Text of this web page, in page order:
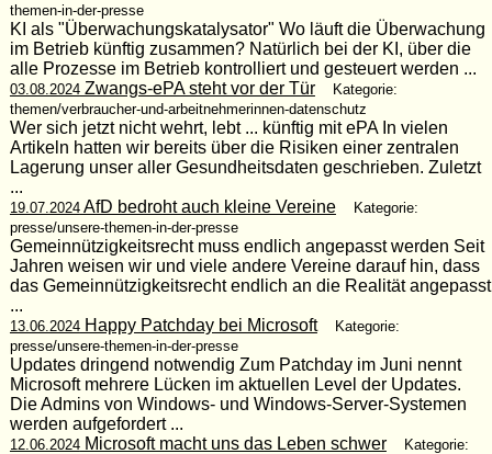
themen-in-der-presse
KI als "Überwachungskatalysator" Wo läuft die Überwachung
im Betrieb künftig zusammen? Natürlich bei der KI, über die
alle Prozesse im Betrieb kontrolliert und gesteuert werden ...
03.08.2024Zwangs-ePA steht vor der Tür
Kategorie:
themen/verbraucher-und-arbeitnehmerinnen-datenschutz
Wer sich jetzt nicht wehrt, lebt ... künftig mit ePA In vielen
Artikeln hatten wir bereits über die Risiken einer zentralen
Lagerung unser aller Gesundheitsdaten geschrieben. Zuletzt
...
19.07.2024AfD bedroht auch kleine Vereine
Kategorie:
presse/unsere-themen-in-der-presse
Gemeinnützigkeitsrecht muss endlich angepasst werden Seit
Jahren weisen wir und viele andere Vereine darauf hin, dass
das Gemeinnützigkeitsrecht endlich an die Realität angepasst
...
13.06.2024Happy Patchday bei Microsoft
Kategorie:
presse/unsere-themen-in-der-presse
Updates dringend notwendig Zum Patchday im Juni nennt
Microsoft mehrere Lücken im aktuellen Level der Updates.
Die Admins von Windows- und Windows-Server-Systemen
werden aufgefordert ...
12.06.2024Microsoft macht uns das Leben schwer
Kategorie: